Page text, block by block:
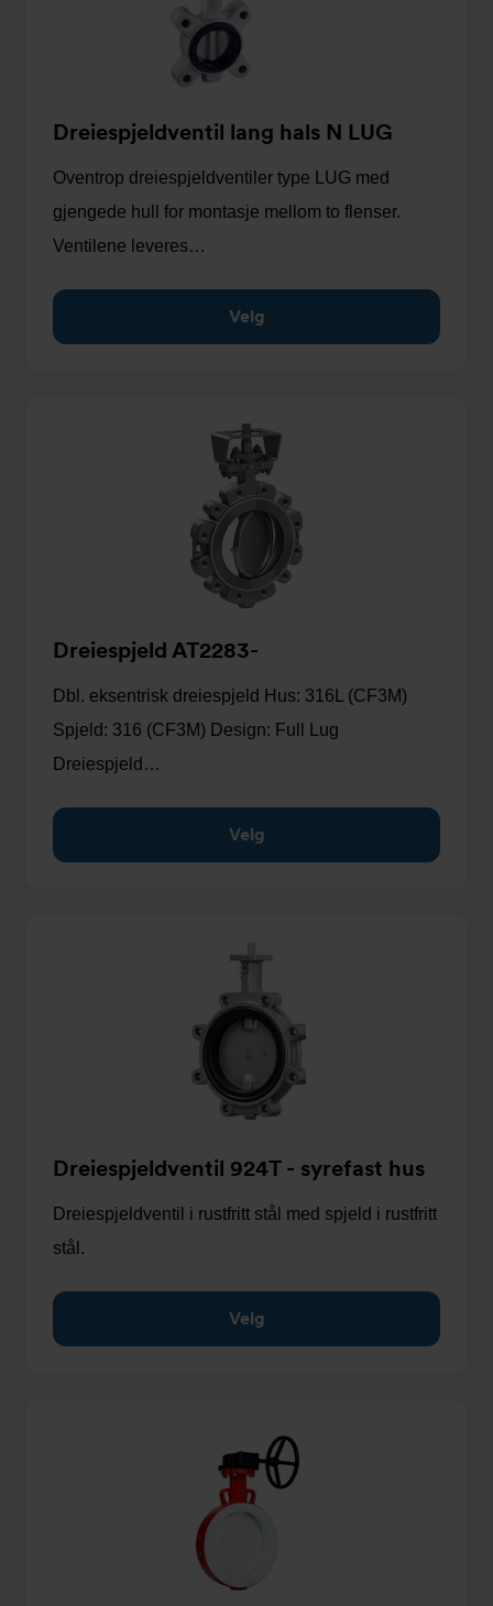
Dreiespjeldventil lang hals N LUG
Oventrop dreiespjeldventiler type LUG med
gjengede hull for montasje mellom to flenser.
Ventilene leveres…
Velg
Dreiespjeld AT2283-
Dbl. eksentrisk dreiespjeld Hus: 316L (CF3M)
Spjeld: 316 (CF3M) Design: Full Lug
Dreiespjeld…
Velg
Dreiespjeldventil 924T - syrefast hus
Dreiespjeldventil i rustfritt stål med spjeld i rustfritt
stål.
Velg